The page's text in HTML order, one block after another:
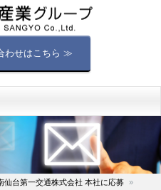
わせはこちら ≫
仙台第一交通株式会社 本社に応募